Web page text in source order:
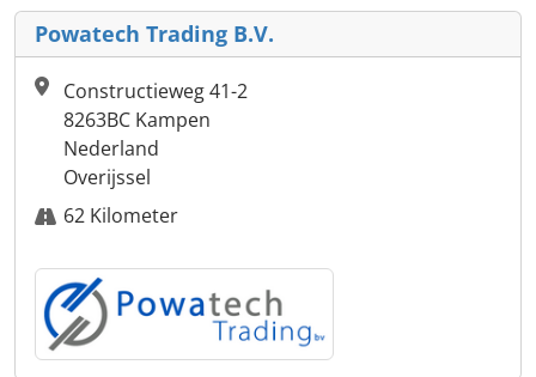
Powatech Trading B.V.
Constructieweg 41-2
8263BC Kampen
Nederland
Overijssel
62 Kilometer